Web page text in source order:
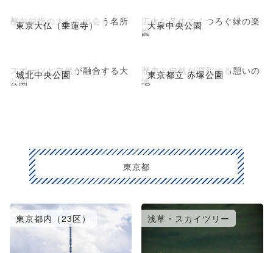
東京大仏（乗蓮寺）
都内屈指の大仏に出会う名所 大泉中央公園
広大な芝生でくつろぐ緑の楽
園
城北中央公園
スポーツと自然が融合する大
公園
東京都立 赤塚公園
歴史と自然が調和する憩いの
地
東京都
東京都内（23区） 浅草・スカイツリー